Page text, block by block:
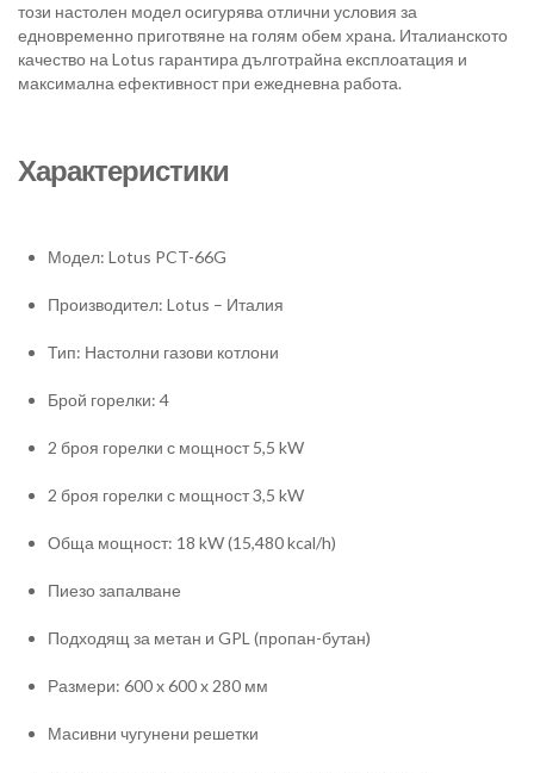
този настолен модел осигурява отлични условия за
едновременно приготвяне на голям обем храна. Италианското
качество на Lotus гарантира дълготрайна експлоатация и
максимална ефективност при ежедневна работа.
Характеристики
Модел: Lotus PCT-66G
Производител: Lotus – Италия
Тип: Настолни газови котлони
Брой горелки: 4
2 броя горелки с мощност 5,5 kW
2 броя горелки с мощност 3,5 kW
Обща мощност: 18 kW (15,480 kcal/h)
Пиезо запалване
Подходящ за метан и GPL (пропан-бутан)
Размери: 600 x 600 x 280 мм
Масивни чугунени решетки